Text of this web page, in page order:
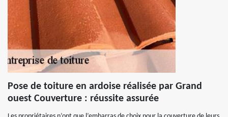
Pose de toiture en ardoise réalisée par Grand
ouest Couverture : réussite assurée